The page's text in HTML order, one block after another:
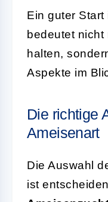
Ein guter
bedeutet nicht
halten,
Aspekte im
Die richtige
Ameisenart
Die Auswahl
ist